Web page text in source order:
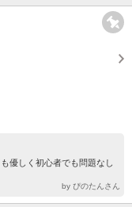
優しく初心者でも問題なし
by ぴのたんさん